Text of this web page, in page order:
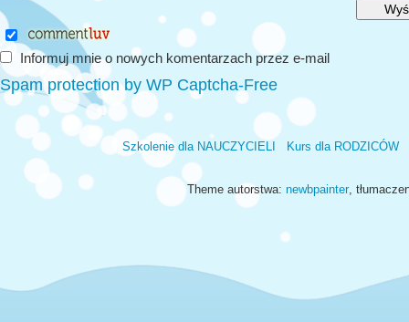
Informuj mnie o nowych komentarzach przez e-mail
Spam protection by WP Captcha-Free
Szkolenie dla NAUCZYCIELI Kurs dla RODZICÓW
Theme autorstwa: newbpainter ,